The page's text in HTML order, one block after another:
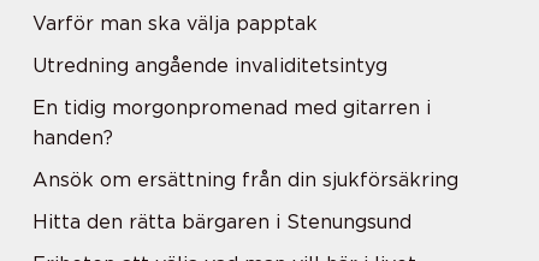
Varför man ska välja papptak
Utredning angående invaliditetsintyg
En tidig morgonpromenad med gitarren i
handen?
Ansök om ersättning från din sjukförsäkring
Hitta den rätta bärgaren i Stenungsund